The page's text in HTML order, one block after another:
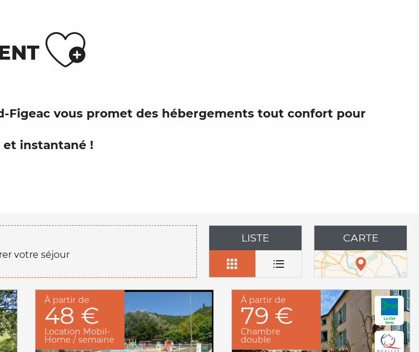
Ajouter aux
Figeac vous promet des hébergements tout confort pour
et instantané !
votre séjour
LISTE CARTE
À partir de
48 €
Location Mobil-
Home / semaine
À partir de
79 €
Chambre
double